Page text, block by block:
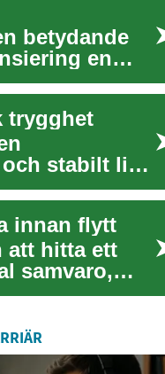
betydande
en
trygghet
stabilt liv.
innan flytt
att hitta ett
samvaro,